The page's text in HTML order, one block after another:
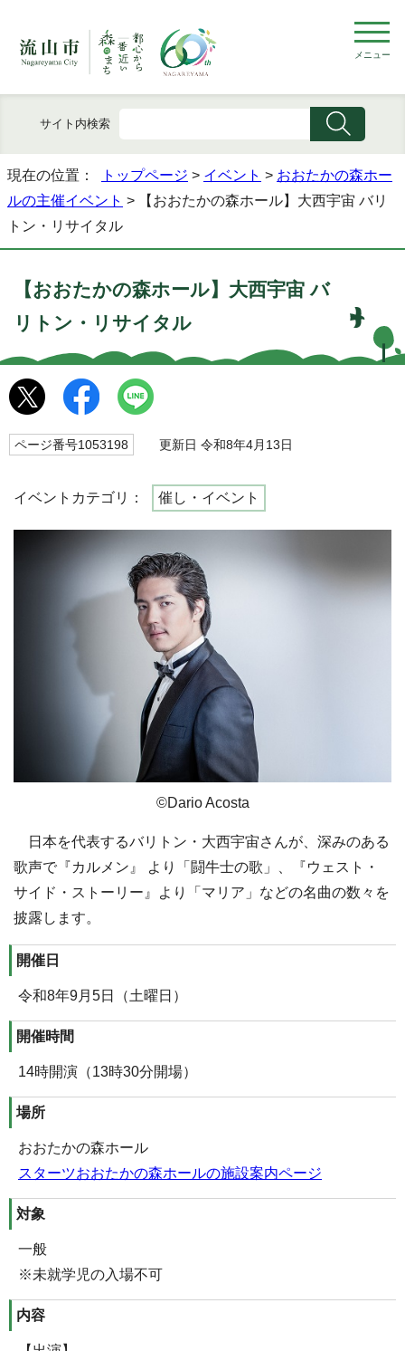
メニュー
サイト内検索
現在の位置： トップページ > イベント > おおたかの森ホー
ルの主催イベント > 【おおたかの森ホール】大西宇宙 バリ
トン・リサイタル
【おおたかの森ホール】大西宇宙 バ
リトン・リサイタル
ページ番号1053198 更新日 令和8年4月13日
イベントカテゴリ： 催し・イベント
©Dario Acosta
日本を代表するバリトン・大西宇宙さんが、深みのある
歌声で『カルメン』 より「闘牛士の歌」、『ウェスト・
サイド・ストーリー』より「マリア」などの名曲の数々を
披露します。
開催日
令和8年9月5日（土曜日）
開催時間
14時開演（13時30分開場）
場所
おおたかの森ホール
スターツおおたかの森ホールの施設案内ページ
対象
一般
※未就学児の入場不可
内容